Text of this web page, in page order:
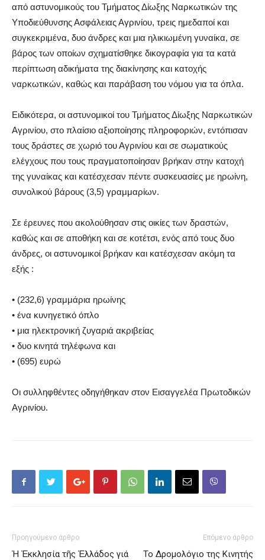
από αστυνομικούς του Τμήματος Δίωξης Ναρκωτικών της
Υποδιεύθυνσης Ασφάλειας Αγρινίου, τρεις ημεδαποί και
συγκεκριμένα, δυο άνδρες και μια ηλικιωμένη γυναίκα, σε
βάρος των οποίων σχηματίσθηκε δικογραφία για τα κατά
περίπτωση αδικήματα της διακίνησης και κατοχής
ναρκωτικών, καθώς και παράβαση του νόμου για τα όπλα.
Ειδικότερα, οι αστυνομικοί του Τμήματος Δίωξης Ναρκωτικών
Αγρινίου, στο πλαίσιο αξιοποίησης πληροφοριών, εντόπισαν
τους δράστες σε χωριό του Αγρινίου και σε σωματικούς
ελέγχους που τους πραγματοποίησαν βρήκαν στην κατοχή
της γυναίκας και κατέσχεσαν πέντε συσκευασίες με ηρωίνη,
συνολικού βάρους (3,5) γραμμαρίων.
Σε έρευνες που ακολούθησαν στις οικίες των δραστών,
καθώς και σε αποθήκη και σε κοτέτσι, ενός από τους δυο
άνδρες, οι αστυνομικοί βρήκαν και κατέσχεσαν ακόμη τα
εξής :
• (232,6) γραμμάρια ηρωίνης
• ένα κυνηγετικό όπλο
• μια ηλεκτρονική ζυγαριά ακριβείας
• δυο κινητά τηλέφωνα και
• (695) ευρώ
Οι συλληφθέντες οδηγήθηκαν στον Εισαγγελέα Πρωτοδικών
Αγρινίου.
Προηγούμενο άρθρο
Ἡ Ἐκκλησία τῆς Ἑλλάδος γιά
Επόμενο άρθρο
Το Δρομολόγιο της Κινητής